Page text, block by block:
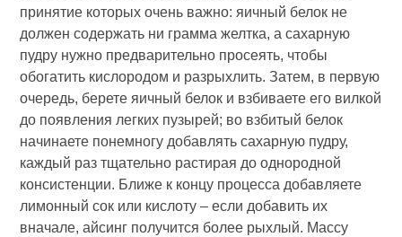
принятие которых очень важно: яичный белок не
должен содержать ни грамма желтка, а сахарную
пудру нужно предварительно просеять, чтобы
обогатить кислородом и разрыхлить. Затем, в первую
очередь, берете яичный белок и взбиваете его вилкой
до появления легких пузырей; во взбитый белок
начинаете понемногу добавлять сахарную пудру,
каждый раз тщательно растирая до однородной
консистенции. Ближе к концу процесса добавляете
лимонный сок или кислоту – если добавить их
вначале, айсинг получится более рыхлый. Массу